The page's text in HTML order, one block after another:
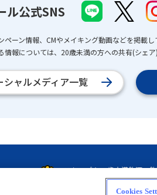
ル公式SNS
ペーン情報、CMやメイキング動画などを掲載し
報については、20歳未満の方への共有(シェア)
シャルメディア一覧
Cookies